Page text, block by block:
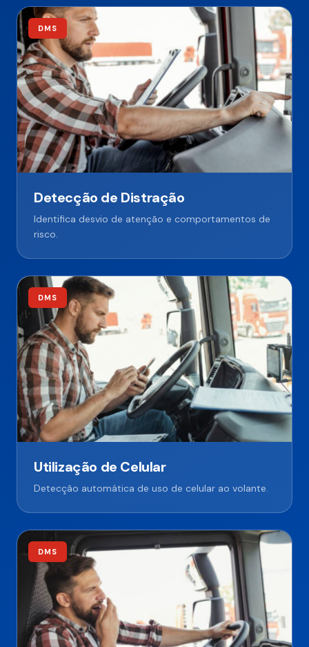
DMS
Detecção de Distração
Identifica desvio de atenção e comportamentos de
risco.
DMS
Utilização de Celular
Detecção automática de uso de celular ao volante.
DMS